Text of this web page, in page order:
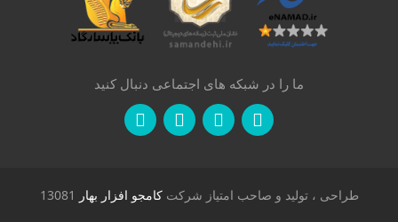
ما را در شبکه های اجتماعی دنبال کنید
طراحی ، تولید و صاحب امتیاز شرکتکامجو افزار بهار